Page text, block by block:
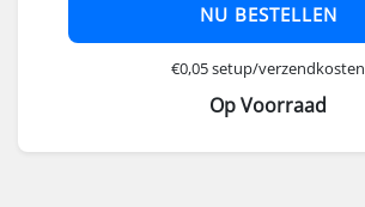
NU BESTELLEN
€0,05 setup/verzendkosten
Op Voorraad